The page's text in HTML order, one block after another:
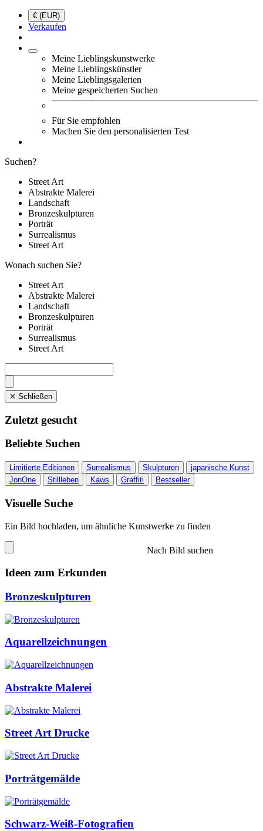
€ (EUR)
Verkaufen
Meine Lieblingskunstwerke
Meine Lieblingskünstler
Meine Lieblingsgalerien
Meine gespeicherten Suchen
Für Sie empfohlen
Machen Sie den personalisierten Test
Suchen?
Street Art
Abstrakte Malerei
Landschaft
Bronzeskulpturen
Porträt
Surrealismus
Street Art
Wonach suchen Sie?
Street Art
Abstrakte Malerei
Landschaft
Bronzeskulpturen
Porträt
Surrealismus
Street Art
✕ Schließen
Zuletzt gesucht
Beliebte Suchen
Limitierte Editionen Surrealismus Skulpturen
japanische Kunst
JonOne
Stillleben Kaws Graffiti Bestseller
Visuelle Suche
Ein Bild hochladen, um ähnliche Kunstwerke zu finden
Nach Bild suchen
Ideen zum Erkunden
Bronzeskulpturen
Aquarellzeichnungen
Abstrakte Malerei
Street Art Drucke
Porträtgemälde
Schwarz-Weiß-Fotografien